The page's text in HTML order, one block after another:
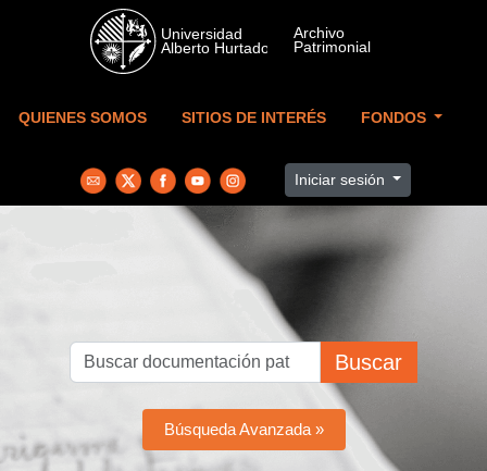
Skip to main content
QUIENES SOMOS SITIOS DE INTERÉS FONDOS
Iniciar sesión
Buscar
Búsqueda Avanzada »